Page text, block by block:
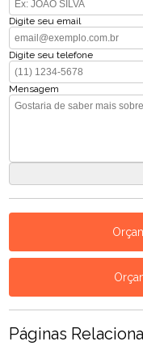
Digite seu email
Digite seu telefone
Mensagem
Páginas